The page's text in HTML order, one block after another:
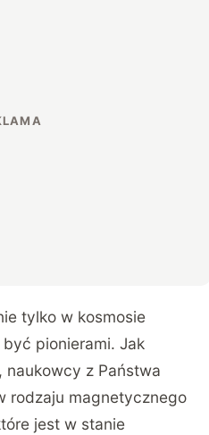
tylko w kosmosie
pionierami. Jak
naukowcy z Państwa
rodzaju magnetycznego
jest w stanie